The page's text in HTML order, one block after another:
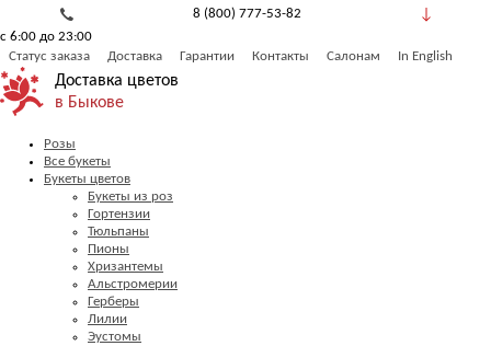
8 (800) 777-53-82
с 6:00 до 23:00
Статус заказа
Доставка Гарантии Контакты Салонам In English
Доставка цветов
в Быкове
Розы
Все букеты
Букеты цветов
Букеты из роз
Гортензии
Тюльпаны
Пионы
Хризантемы
Альстромерии
Герберы
Лилии
Эустомы